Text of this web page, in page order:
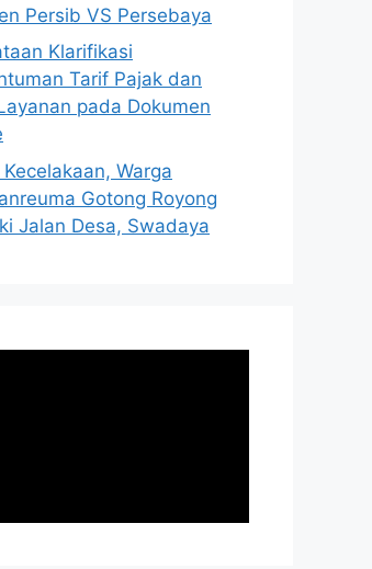
Persib VS Persebaya
Klarifikasi
Tarif Pajak dan
pada Dokumen
Warga
Gotong Royong
Jalan Desa, Swadaya